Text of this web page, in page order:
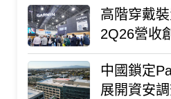
高階穿戴
2Q26營收
上修
中國鎖定
展開資安